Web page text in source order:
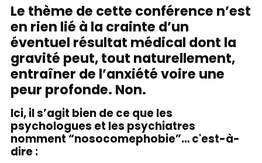
Le thème de cette conférence n’est
en rien lié à la crainte d’un
éventuel résultat médical dont la
gravité peut, tout naturellement,
entraîner de l’anxiété voire une
peur profonde. Non.
Ici, il s’agit bien de ce que les
psychologues et les psychiatres
nomment “nosocomephobie”… c'est-à-
dire :